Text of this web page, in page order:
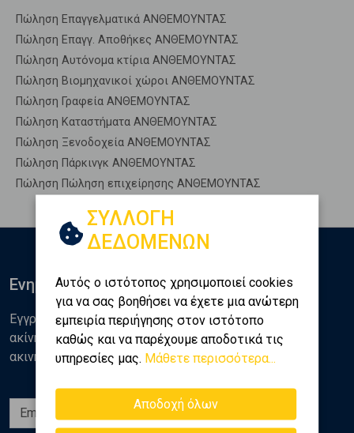
Πώληση Επαγγελματικά ΑΝΘΕΜΟΥΝΤΑΣ
Πώληση Επαγγ. Αποθήκες ΑΝΘΕΜΟΥΝΤΑΣ
Πώληση Αυτόνομα κτίρια ΑΝΘΕΜΟΥΝΤΑΣ
Πώληση Βιομηχανικοί χώροι ΑΝΘΕΜΟΥΝΤΑΣ
Πώληση Γραφεία ΑΝΘΕΜΟΥΝΤΑΣ
Πώληση Καταστήματα ΑΝΘΕΜΟΥΝΤΑΣ
Πώληση Ξενοδοχεία ΑΝΘΕΜΟΥΝΤΑΣ
Πώληση Πάρκινγκ ΑΝΘΕΜΟΥΝΤΑΣ
Πώληση Πώληση επιχείρησης ΑΝΘΕΜΟΥΝΤΑΣ
ΣΥΛΛΟΓΗ
ΔΕΔΟΜΕΝΩΝ
Αυτός ο ιστότοπος χρησιμοποιεί cookies
για να σας βοηθήσει να έχετε μια ανώτερη
εμπειρία περιήγησης στον ιστότοπο
καθώς και να παρέχουμε αποδοτικά τις
υπηρεσίες μας. Μάθετε περισσότερα...
Αποδοχή όλων
Ενημερωθείτε
Εγγραφείτε στο newsletter της Golden Home για νέα
ακίνητα, αναλύσεις και διάφορα θέματα της αγοράς
ακινήτων
Εγγραφή